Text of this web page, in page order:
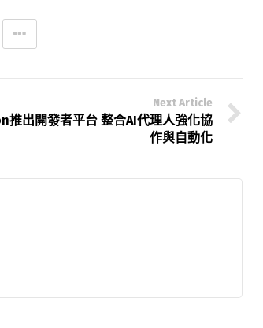
Next Article
推出開發者平台 整合AI代理人強化協
作與自動化